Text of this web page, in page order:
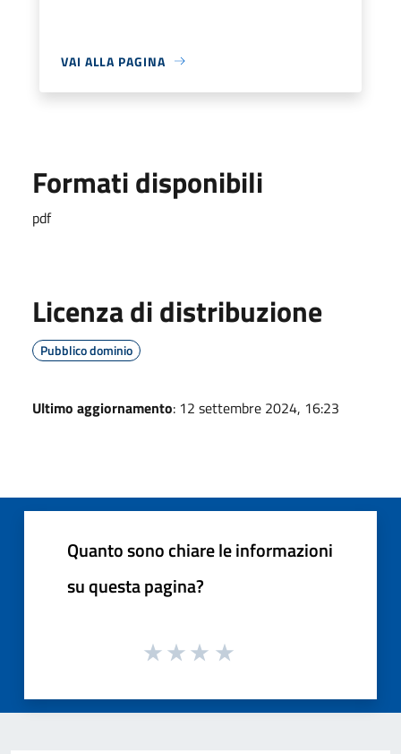
VAI ALLA PAGINA
Formati disponibili
pdf
Licenza di distribuzione
Pubblico dominio
Ultimo aggiornamento: 12 settembre 2024, 16:23
Quanto sono chiare le informazioni
su questa pagina?